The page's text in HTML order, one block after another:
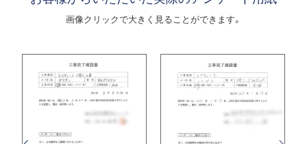
画像クリックで大きく見ることができます。